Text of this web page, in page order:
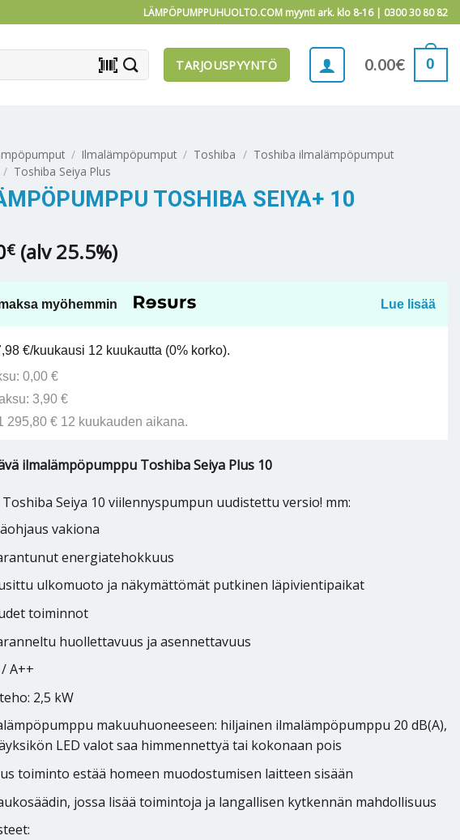
LÄMPÖPUMPPUHUOLTO.COM myynti ark. klo 8-16 | 0300 30 80 82
barcode_scanner TARJOUSPYYNTÖ 0.00€ 0
/ Ilmalämpöpumput / Toshiba / Toshiba ilmalämpöpumput
/ Toshiba Seiya Plus
TOSHIBA SEIYA+ 10
€ (alv 25.5%)
myöhemmin Lue lisää
€/kuukausi 12 kuukautta (0% korko).
0,00 €
3,90 €
295,80 € 12 kuukauden aikana.
ilmalämpöpumppu Toshiba Seiya Plus 10
Seiya 10 viilennyspumpun uudistettu versio! mm:
vakiona
energiatehokkuus
ulkomuoto ja näkymättömät putkinen läpivientipaikat
toiminnot
huollettavuus ja asennettavuus
/ A++
2,5 kW
makuuhuoneeseen: hiljainen ilmalämpöpumppu 20 dB(A),
LED valot saa himmennettyä tai kokonaan pois
toiminto estää homeen muodostumisen laitteen sisään
jossa lisää toimintoja ja langallisen kytkennän mahdollisuus